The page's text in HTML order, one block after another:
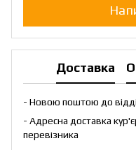
Доставка
- Новою поштою до
- Адресна доставка
перевізника